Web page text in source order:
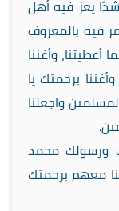
يعز فيه أهل
فيه بالمعروف
وأغننا
برحمتك يا
واجعلنا
ورسولك محمد
معهم برحمتك